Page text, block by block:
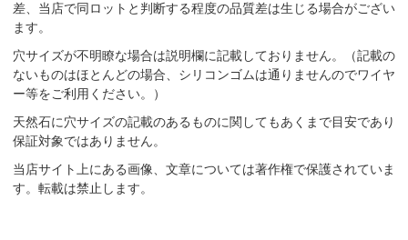
差、当店で同ロットと判断する程度の品質差は生じる場合がござい
ます。
穴サイズが不明瞭な場合は説明欄に記載しておりません。（記載の
ないものはほとんどの場合、シリコンゴムは通りませんのでワイヤ
ー等をご利用ください。）
天然石に穴サイズの記載のあるものに関してもあくまで目安であり
保証対象ではありません。
当店サイト上にある画像、文章については著作権で保護されていま
す。転載は禁止します。